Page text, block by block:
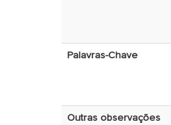
Palavras-Chave
Outras observações